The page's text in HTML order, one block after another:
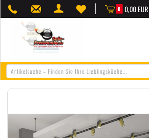
0,00 EUR
0